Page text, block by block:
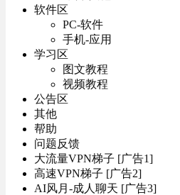
软件区
PC-软件
手机-应用
学习区
图文教程
视频教程
公告区
其他
帮助
问题反馈
大流量VPN梯子 [广告1]
高速VPN梯子 [广告2]
AI风月-成人聊天 [广告3]